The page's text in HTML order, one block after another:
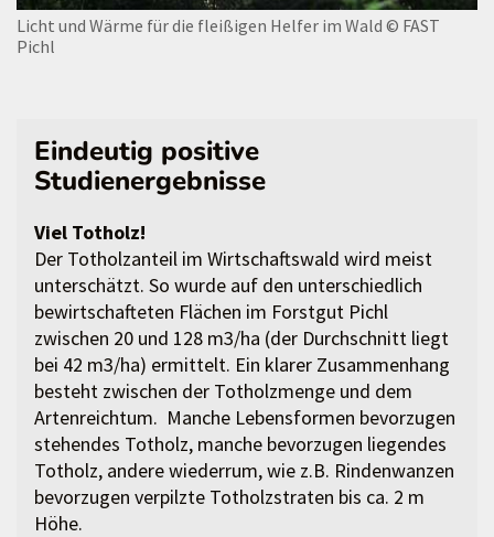
Licht und Wärme für die fleißigen Helfer im Wald © FAST
Pichl
Eindeutig positive
Studienergebnisse
Viel Totholz!
Der Totholzanteil im Wirtschaftswald wird meist
unterschätzt. So wurde auf den unterschiedlich
bewirtschafteten Flächen im Forstgut Pichl
zwischen 20 und 128 m3/ha (der Durchschnitt liegt
bei 42 m3/ha) ermittelt. Ein klarer Zusammenhang
besteht zwischen der Totholzmenge und dem
Artenreichtum. Manche Lebensformen bevorzugen
stehendes Totholz, manche bevorzugen liegendes
Totholz, andere wiederrum, wie z.B. Rindenwanzen
bevorzugen verpilzte Totholzstraten bis ca. 2 m
Höhe.